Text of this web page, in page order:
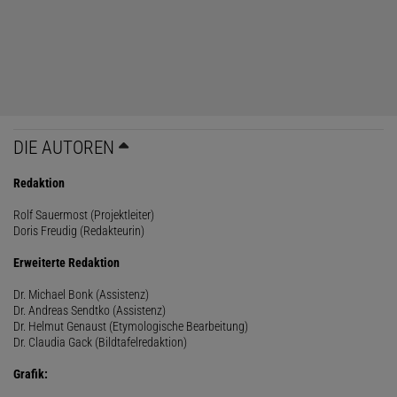
DIE AUTOREN
Redaktion
Rolf Sauermost (Projektleiter)
Doris Freudig (Redakteurin)
Erweiterte Redaktion
Dr. Michael Bonk (Assistenz)
Dr. Andreas Sendtko (Assistenz)
Dr. Helmut Genaust (Etymologische Bearbeitung)
Dr. Claudia Gack (Bildtafelredaktion)
Grafik: